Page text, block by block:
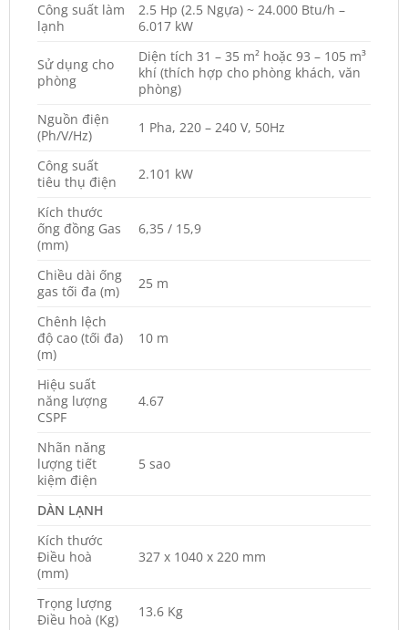
Công suất làm
lạnh
2.5 Hp (2.5 Ngựa) ~ 24.000 Btu/h –
6.017 kW
Sử dụng cho
phòng
Diện tích 31 – 35 m² hoặc 93 – 105 m³
khí (thích hợp cho phòng khách, văn
phòng)
Nguồn điện
(Ph/V/Hz)
1 Pha, 220 – 240 V, 50Hz
Công suất
tiêu thụ điện
2.101 kW
Kích thước
ống đồng Gas
(mm)
6,35 / 15,9
Chiều dài ống
gas tối đa (m)
25 m
Chênh lệch
độ cao (tối đa)
(m)
10 m
Hiệu suất
năng lượng
CSPF
4.67
Nhãn năng
lượng tiết
kiệm điện
5 sao
DÀN LẠNH
Kích thước
Điều hoà
(mm)
327 x 1040 x 220 mm
Trọng lượng
Điều hoà (Kg)
13.6 Kg